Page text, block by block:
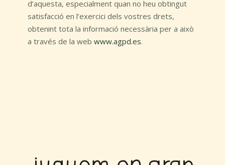
d’aquesta, especialment quan no heu obtingut
satisfacció en l’exercici dels vostres drets,
obtenint tota la informació necessària per a això
a través de la web www.agpd.es.